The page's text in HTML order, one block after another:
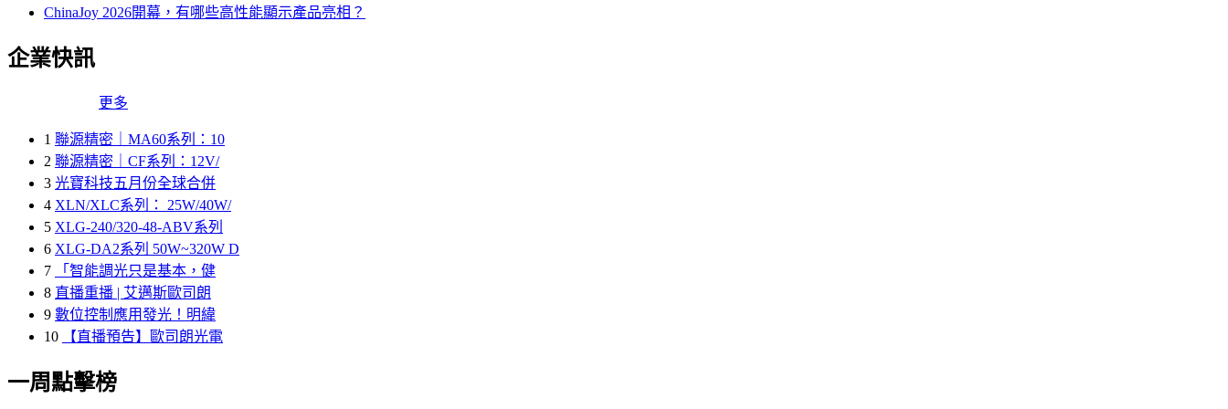
ChinaJoy 2026開幕，有哪些高性能顯示產品亮相？
企業快訊
更多
1 聯源精密｜MA60系列：10
2 聯源精密｜CF系列：12V/
3 光寶科技五月份全球合併
4 XLN/XLC系列： 25W/40W/
5 XLG-240/320-48-ABV系列
6 XLG-DA2系列 50W~320W D
7
「智能調光只是基本，健
8 直播重播 | 艾邁斯歐司朗
9 數位控制應用發光！明緯
10
【直播預告】歐司朗光電
一周點擊榜